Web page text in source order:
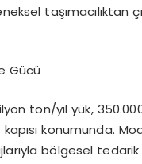
taşımacılıktan
Gücü
ton/yıl yük,
konumunda.
bölgesel tedarik